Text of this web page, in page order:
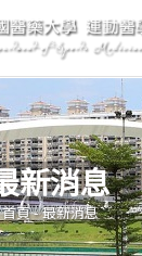
系簡介)
資陣容)
to Navigation
to Main content
新消息
在這裡
首頁-最新消息